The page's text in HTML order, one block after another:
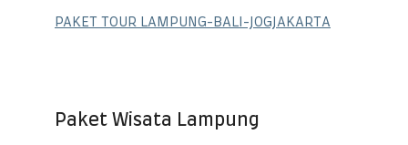
PAKET TOUR LAMPUNG-BALI-JOGJAKARTA
Paket Wisata Lampung